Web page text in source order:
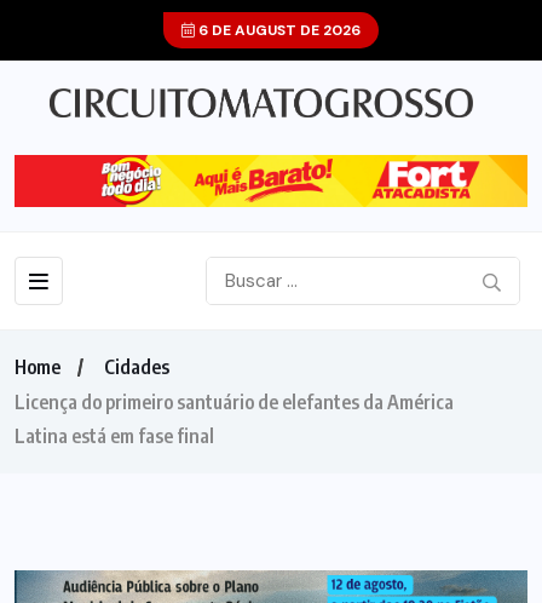
6 DE AUGUST DE 2026
Home
Cidades
Licença do primeiro santuário de elefantes da América
Latina está em fase final